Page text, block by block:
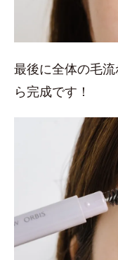
最後に全体の毛
ら完成です！